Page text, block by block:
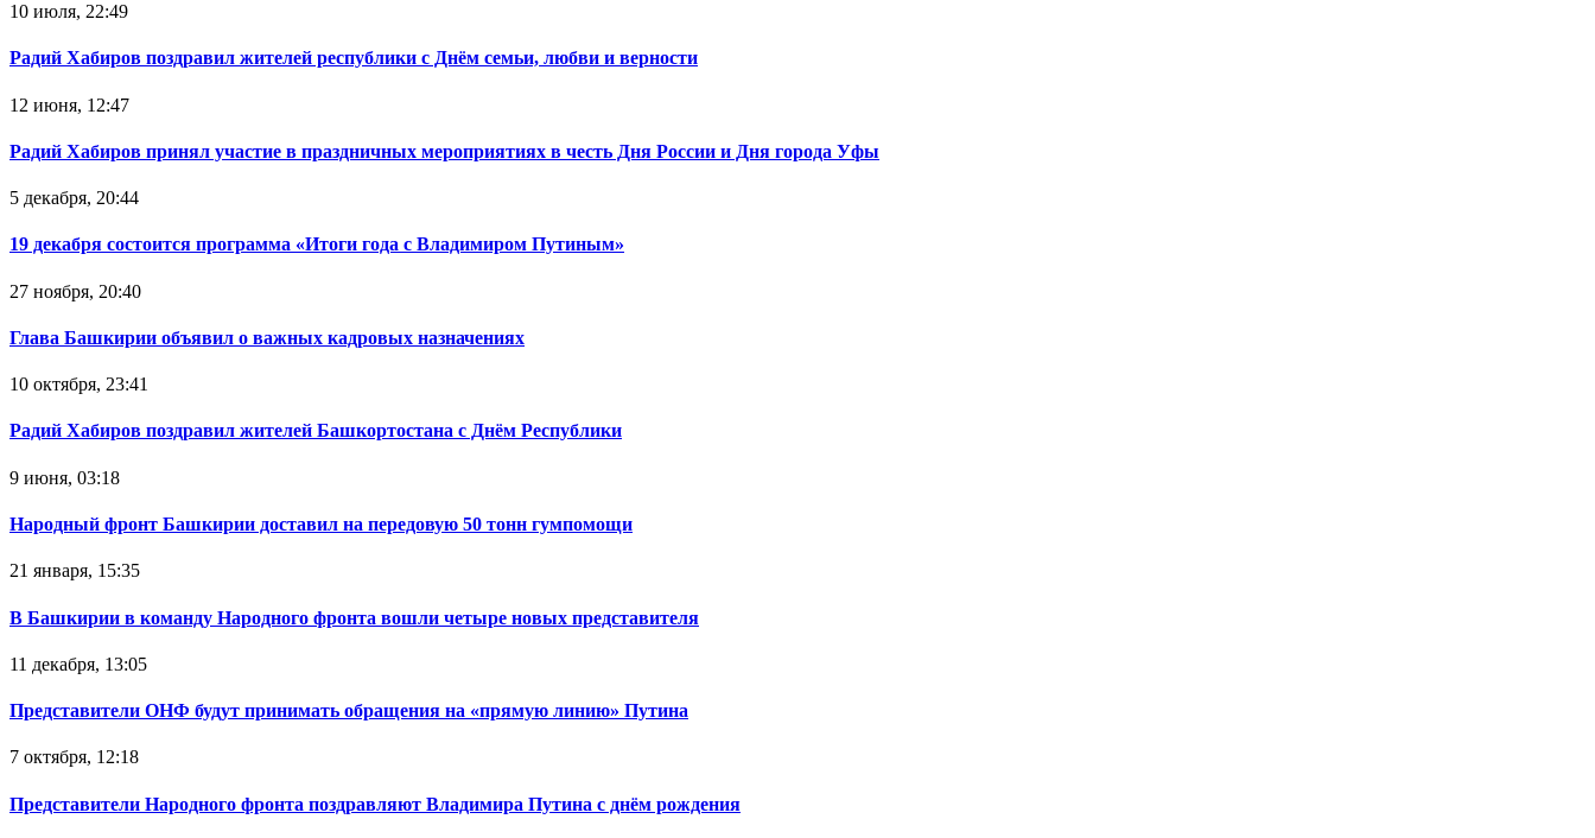
10 июля, 22:49
Радий Хабиров поздравил жителей республики с Днём семьи, любви и верности
12 июня, 12:47
Радий Хабиров принял участие в праздничных мероприятиях в честь Дня России и Дня города Уфы
5 декабря, 20:44
19 декабря состоится программа «Итоги года с Владимиром Путиным»
27 ноября, 20:40
Глава Башкирии объявил о важных кадровых назначениях
10 октября, 23:41
Радий Хабиров поздравил жителей Башкортостана с Днём Республики
9 июня, 03:18
Народный фронт Башкирии доставил на передовую 50 тонн гумпомощи
21 января, 15:35
В Башкирии в команду Народного фронта вошли четыре новых представителя
11 декабря, 13:05
Представители ОНФ будут принимать обращения на «прямую линию» Путина
7 октября, 12:18
Представители Народного фронта поздравляют Владимира Путина с днём рождения